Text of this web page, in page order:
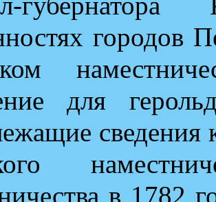
городов
для
сведения
в 1782